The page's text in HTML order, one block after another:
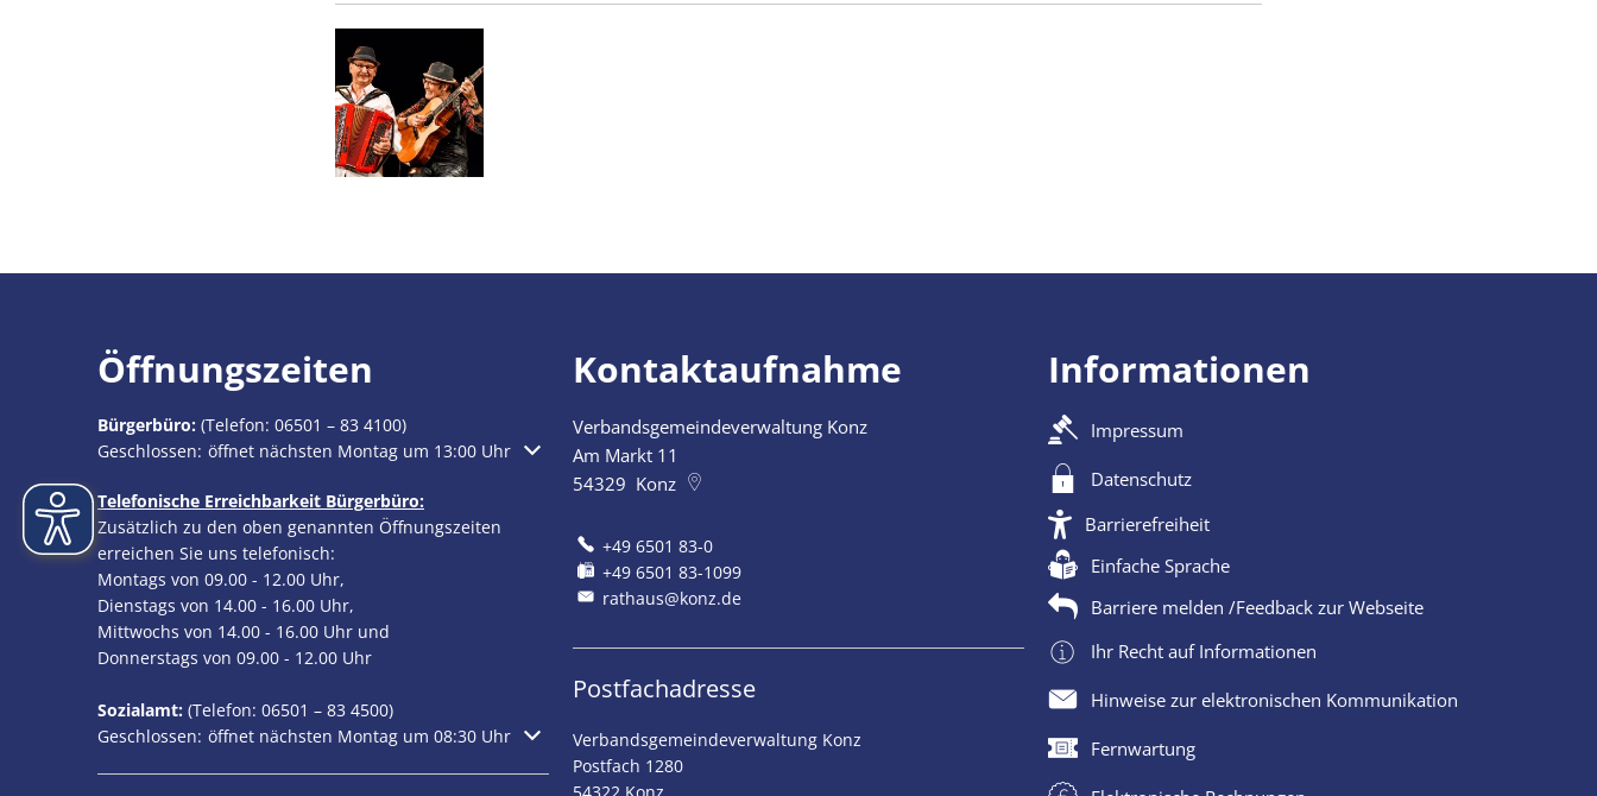
Öffnungszeiten
Bürgerbüro: (Telefon: 06501 – 83 4100)
Klicken, um weitere Öffnungs- oder Schließzeiten auszublenden
Geschlossen: öffnet nächsten Montag um 13:00 Uhr
Telefonische Erreichbarkeit Bürgerbüro:
Zusätzlich zu den oben genannten Öffnungszeiten
erreichen Sie uns telefonisch:
Montags von 09.00 - 12.00 Uhr,
Dienstags von 14.00 - 16.00 Uhr,
Mittwochs von 14.00 - 16.00 Uhr und
Donnerstags von 09.00 - 12.00 Uhr
Sozialamt: (Telefon: 06501 – 83 4500)
Klicken, um weitere Öffnungs- oder Schließzeiten auszublenden
Geschlossen: öffnet nächsten Montag um 08:30 Uhr
Kontaktaufnahme
Verbandsgemeindeverwaltung Konz
Am Markt 11
54329 Konz
+49 6501 83-0
+49 6501 83-1099
rathaus@konz.de
Postfachadresse
Verbandsgemeindeverwaltung Konz
Postfach 1280
Informationen
Impressum
Datenschutz
Barrierefreiheit
Einfache Sprache
Barriere melden /Feedback zur Webseite
Ihr Recht auf Informationen
Hinweise zur elektronischen Kommunikation
Fernwartung